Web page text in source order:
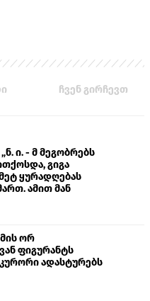
ჩვენ გირჩევთ
ი. - მ მეგობრებს
გიგა
ყურადღებას
ამით მან
ავალიანს“
ორ
ფიგურანტს
ადასტურებს